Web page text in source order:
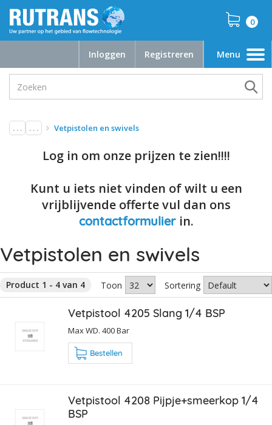
0
Inloggen Registreren
Toggle
navigation
Menu
. . . . . . Vetpistolen en swivels
Log in om onze prijzen te zien!!!!
Kunt u iets niet vinden of wilt u een
vrijblijvende offerte vul dan ons
contactformulier in.
Vetpistolen en swivels
Product 1 - 4 van 4 Toon Sortering
Vetpistool 4205 Slang 1/4 BSP
Max WD. 400 Bar
Bestellen
Vetpistool 4208 Pijpje+smeerkop 1/4
BSP